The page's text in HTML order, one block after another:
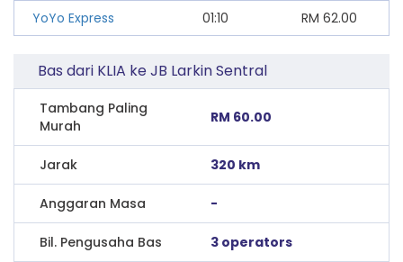
YoYo Express
01:10 RM 62.00
Bas dari KLIA ke JB Larkin Sentral
Tambang Paling
Murah
RM 60.00
Jarak 320 km
Anggaran Masa -
Bil. Pengusaha Bas 3 operators